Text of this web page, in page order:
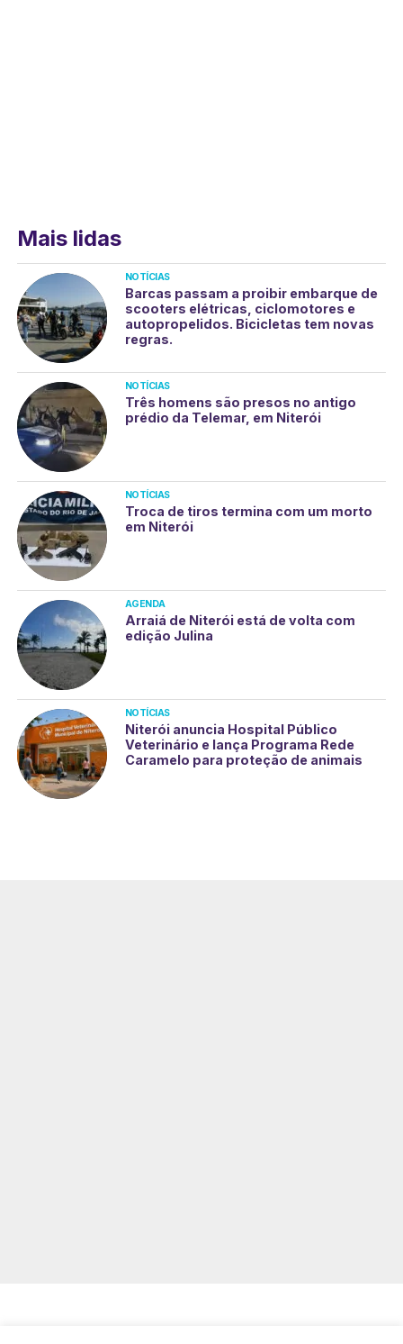
Mais lidas
NOTÍCIAS
Barcas passam a proibir embarque de
scooters elétricas, ciclomotores e
autopropelidos. Bicicletas tem novas
regras.
NOTÍCIAS
Três homens são presos no antigo
prédio da Telemar, em Niterói
NOTÍCIAS
Troca de tiros termina com um morto
em Niterói
AGENDA
Arraiá de Niterói está de volta com
edição Julina
NOTÍCIAS
Niterói anuncia Hospital Público
Veterinário e lança Programa Rede
Caramelo para proteção de animais